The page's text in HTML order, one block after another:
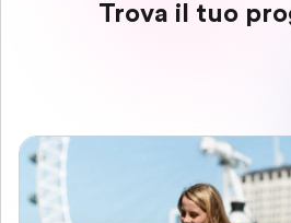
Trova il tuo